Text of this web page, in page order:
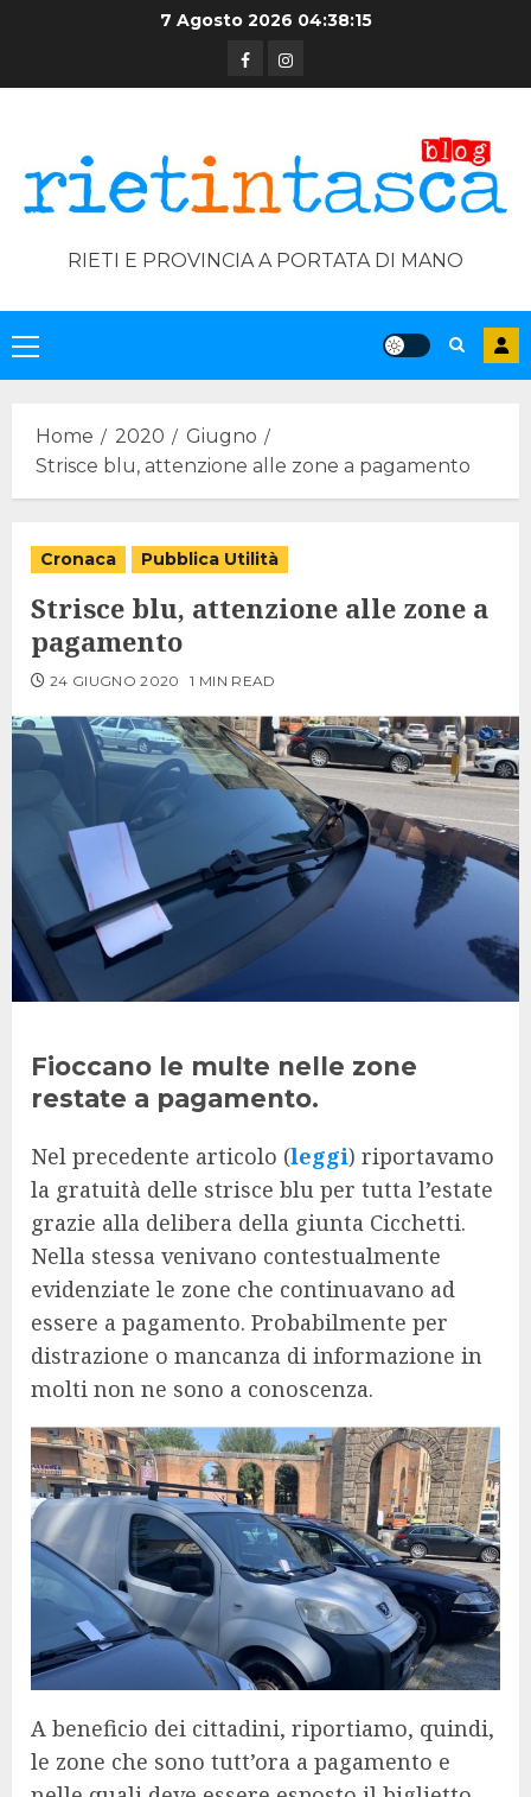
7 Agosto 2026 04:38:16
FacebookInstagram
RIETI E PROVINCIA A PORTATA DI MANO
Primary
Menu
Home 2020
Giugno
Strisce blu, attenzione alle zone a pagamento
Cronaca Pubblica Utilità
Strisce blu, attenzione alle zone a
pagamento
24 GIUGNO 2020 1 MIN READ
Fioccano le multe nelle zone
restate a pagamento.
Nel precedente articolo (leggi) riportavamo
la gratuità delle strisce blu per tutta l’estate
grazie alla delibera della giunta Cicchetti.
Nella stessa venivano contestualmente
evidenziate le zone che continuavano ad
essere a pagamento. Probabilmente per
distrazione o mancanza di informazione in
molti non ne sono a conoscenza.
A beneficio dei cittadini, riportiamo, quindi,
le zone che sono tutt’ora a pagamento e